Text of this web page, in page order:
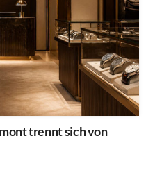
trennt sich von